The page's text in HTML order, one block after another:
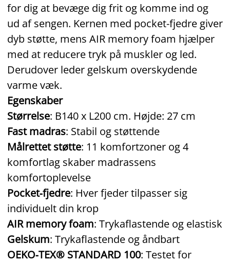
for dig at bevæge dig frit og komme ind og
ud af sengen. Kernen med pocket‑fjedre giver
dyb støtte, mens AIR memory foam hjælper
med at reducere tryk på muskler og led.
Derudover leder gelskum overskydende
varme væk.
Egenskaber
Størrelse: B140 x L200 cm. Højde: 27 cm
Fast madras: Stabil og støttende
Målrettet støtte: 11 komfortzoner og 4
komfortlag skaber madrassens
komfortoplevelse
Pocket‑fjedre: Hver fjeder tilpasser sig
individuelt din krop
AIR memory foam: Trykaflastende og elastisk
Gelskum: Trykaflastende og åndbart
OEKO‑TEX® STANDARD 100: Testet for